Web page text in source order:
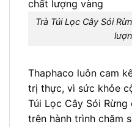
Trà Túi Lọc Cây Sói
Thaphaco luôn cam
trị thực, vì sức khỏe
Túi Lọc Cây Sói
trên hành trình chăm